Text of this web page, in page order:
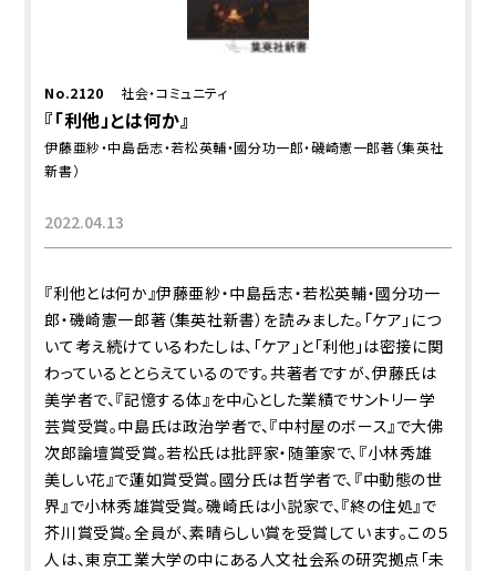
No.2120 社会・コミュニティ
『「利他」とは何か』
伊藤亜紗・中島岳志・若松英輔・國分功一郎・磯崎憲一郎著（集英社
新書）
2022.04.13
『利他とは何か』伊藤亜紗・中島岳志・若松英輔・國分功一
郎・磯崎憲一郎著（集英社新書）を読みました。「ケア」につ
いて考え続けているわたしは、「ケア」と「利他」は密接に関
わっているととらえているのです。共著者ですが、伊藤氏は
美学者で、『記憶する体』を中心とした業績でサントリー学
芸賞受賞。中島氏は政治学者で、『中村屋のボース』で大佛
次郎論壇賞受賞。若松氏は批評家・随筆家で、『小林秀雄
美しい花』で蓮如賞受賞。國分氏は哲学者で、『中動態の世
界』で小林秀雄賞受賞。磯崎氏は小説家で、『終の住処』で
芥川賞受賞。全員が、素晴らしい賞を受賞しています。この５
人は、東京工業大学の中にある人文社会系の研究拠点「未